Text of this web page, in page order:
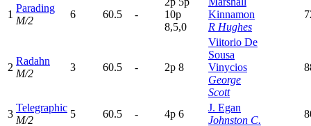
1
Parading
M/2
6 60.5 -
10p
8,5,0
Kinnamon
R Hughes
2
Radahn
M/2
3 60.5 - 2p 8
Viitorio De
Sousa
Vinycios
George
Scott
3
Telegraphic
M/2
5 60.5 - 4p 6
J. Egan
Johnston C.